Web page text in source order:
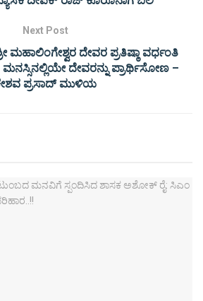
Next Post
ಮಹಾಲಿಂಗೇಶ್ವರ ದೇವರ ಪ್ರತಿಷ್ಠಾ ವರ್ಧಂತಿ
ದೇವರನ್ನು ಪ್ರಾರ್ಥಿಸೋಣ –
ಪ್ರಸಾದ್ ಮುಳಿಯ